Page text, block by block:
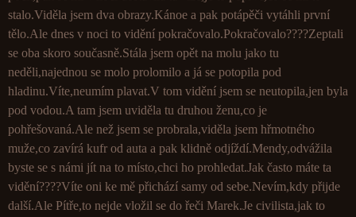
stalo.Viděla jsem dva obrazy.Kánoe a pak potápěči vytáhli první
tělo.Ale dnes v noci to vidění pokračovalo.Pokračovalo????Zeptali
se oba skoro současně.Stála jsem opět na molu jako tu
neděli,najednou se molo prolomilo a já se potopila pod
hladinu.Víte,neumím plavat.V tom vidění jsem se neutopila,jen byla
pod vodou.A tam jsem uviděla tu druhou ženu,co je
pohřešovaná.Ale než jsem se probrala,viděla jsem hřmotného
muže,co zavírá kufr od auta a pak klidně odjíždí.Mendy,odvážila
byste se s námi jít na to místo,chci ho prohledat.Jak často máte ta
vidění????Víte oni ke mě přichází samy od sebe.Nevím,kdy přijde
další.Ale Pítře,to nejde vložil se do řeči Marek.Je civilista,jak to